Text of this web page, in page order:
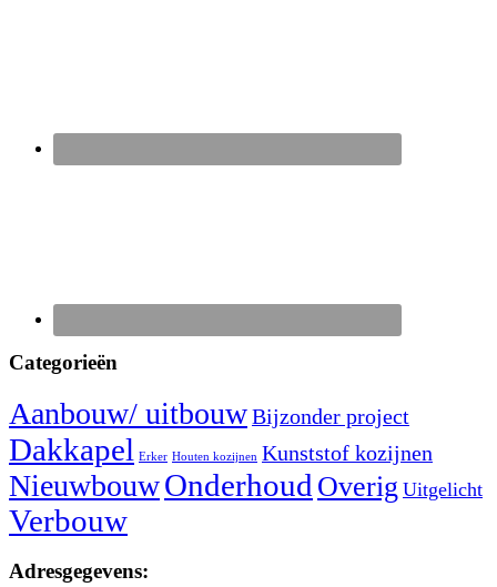
Categorieën
Aanbouw/ uitbouwBijzonder project
Dakkapel Erker Houten kozijnen Kunststof kozijnen
NieuwbouwOnderhoud Overig Uitgelicht
Verbouw
Adresgegevens: